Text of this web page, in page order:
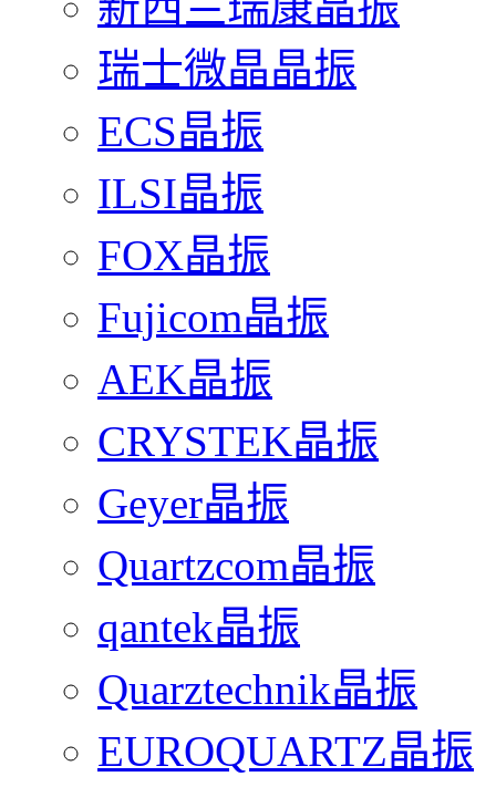
瑞士微晶晶振
ECS晶振
ILSI晶振
FOX晶振
Fujicom晶振
AEK晶振
CRYSTEK晶振
Geyer晶振
Quartzcom晶振
qantek晶振
Quarztechnik晶振
EUROQUARTZ晶振